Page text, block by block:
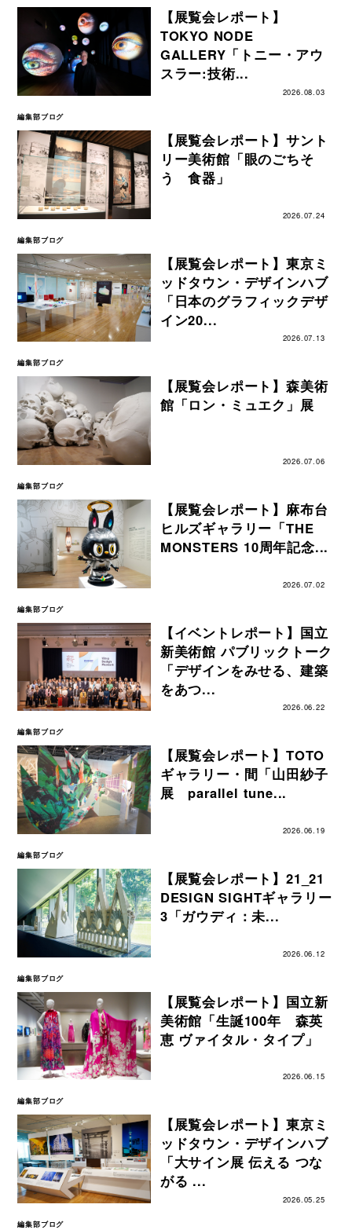
【展覧会レポート】
TOKYO NODE
GALLERY「トニー・アウ
スラー:技術...
2026.08.03
編集部ブログ
【展覧会レポート】サント
リー美術館「眼のごちそ
う 食器」
2026.07.24
編集部ブログ
【展覧会レポート】東京ミ
ッドタウン・デザインハブ
「日本のグラフィックデザ
イン20...
2026.07.13
編集部ブログ
【展覧会レポート】森美術
館「ロン・ミュエク」展
2026.07.06
編集部ブログ
【展覧会レポート】麻布台
ヒルズギャラリー「THE
MONSTERS 10周年記念...
2026.07.02
編集部ブログ
【イベントレポート】国立
新美術館 パブリックトーク
「デザインをみせる、建築
をあつ...
2026.06.22
編集部ブログ
【展覧会レポート】TOTO
ギャラリー・間「山田紗子
展 parallel tune...
2026.06.19
編集部ブログ
【展覧会レポート】21_21
DESIGN SIGHTギャラリー
3「ガウディ：未...
2026.06.12
編集部ブログ
【展覧会レポート】国立新
美術館「生誕100年 森英
恵 ヴァイタル・タイプ」
2026.06.15
編集部ブログ
【展覧会レポート】東京ミ
ッドタウン・デザインハブ
「大サイン展 伝える つな
がる ...
2026.05.25
編集部ブログ